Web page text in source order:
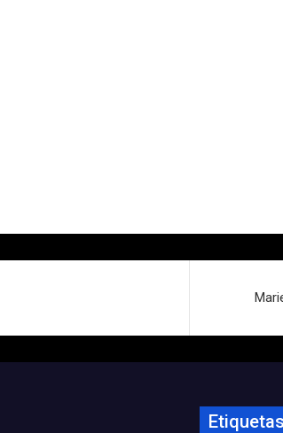
Etiquetas